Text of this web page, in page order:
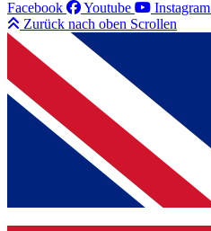
Facebook
Youtube Instagram
Zurück nach oben Scrollen